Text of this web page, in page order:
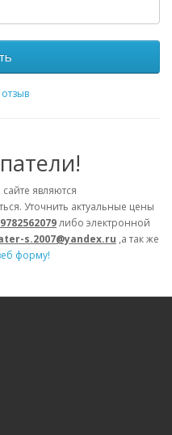
являются
Уточнить актуальные цены
либо электронной
s.2007@yandex.ru ,а так же
форму!